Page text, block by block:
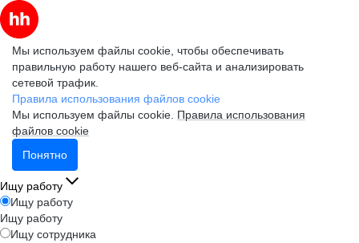
Мы используем файлы cookie, чтобы обеспечивать
правильную работу нашего веб-сайта и анализировать
сетевой трафик.
Правила использования файлов cookie
Мы используем файлы cookie. Правила использования
файлов cookie
Понятно
Ищу работу
Ищу работу
Ищу работу
Ищу сотрудника